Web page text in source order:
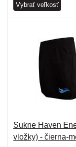
Vybrať veľkosť
Sukne Haven
vložky) - čierna-